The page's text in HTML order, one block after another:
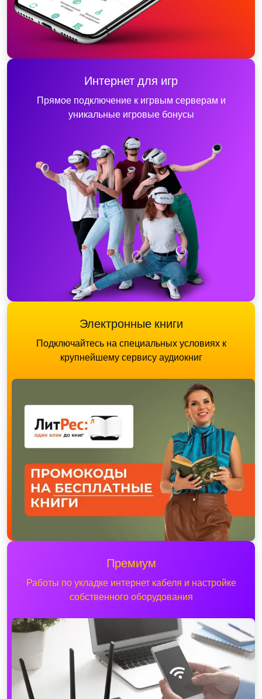
Интернет для игр
Прямое подключение к игрвым серверам и
уникальные игровые бонусы
Электронные книги
Подключайтесь на специальных условиях к
крупнейшему сервису аудиокниг
Премиум
Работы по укладке интернет кабеля и настройке
собственного оборудования